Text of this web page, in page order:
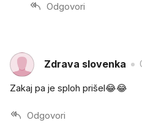
Odgovori
Zdrava slovenka
Zakaj pa je sploh prišel😂😂
Odgovori